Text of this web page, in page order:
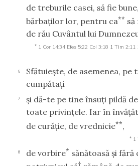
de treburile casei, să fie
bărbaţilor lor, pentru ca** să
de rău Cuvântul lui
* 1 Cor 14:34 Efes 5:22 Col 3:18 1 Tim 2:11
6
Sfătuieşte, de asemenea, pe
cumpătaţi
7 şi dă-te pe tine însuţi pildă
toate privinţele. Iar în
de curăţie, de vrednicie**,
* 1
8 de vorbire* sănătoasă şi fără
†